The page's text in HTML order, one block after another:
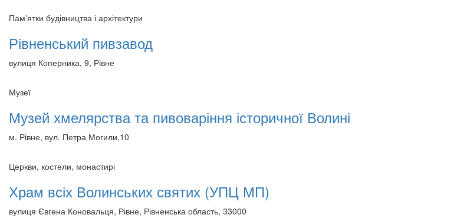
Пам'ятки будівництва і архітектури
Рівненський пивзавод
вулиця Коперника, 9, Рівне
Музеї
Музей хмелярства та пивоваріння історичної Волині
м. Рівне, вул. Петра Могили,10
Церкви, костели, монастирі
Храм всіх Волинських святих (УПЦ МП)
вулиця Євгена Коновальця, Рівне, Рівненська область, 33000